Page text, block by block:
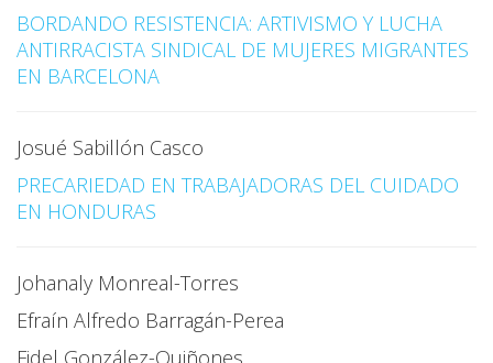
BORDANDO RESISTENCIA: ARTIVISMO Y LUCHA
ANTIRRACISTA SINDICAL DE MUJERES MIGRANTES
EN BARCELONA
Josué Sabillón Casco
PRECARIEDAD EN TRABAJADORAS DEL CUIDADO
EN HONDURAS
Johanaly Monreal-Torres
Efraín Alfredo Barragán-Perea
Fidel González-Quiñones